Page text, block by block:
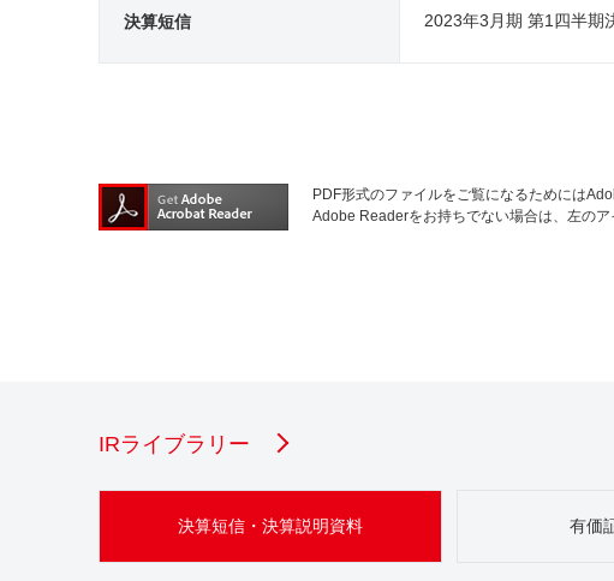
決算短信 2023年3月期 第1四半期
PDF形式のファイルをご覧になるためには
Adobe Readerをお持ちでない場合は、左のア
IRライブラリー
決算短信・決算説明資料 有価